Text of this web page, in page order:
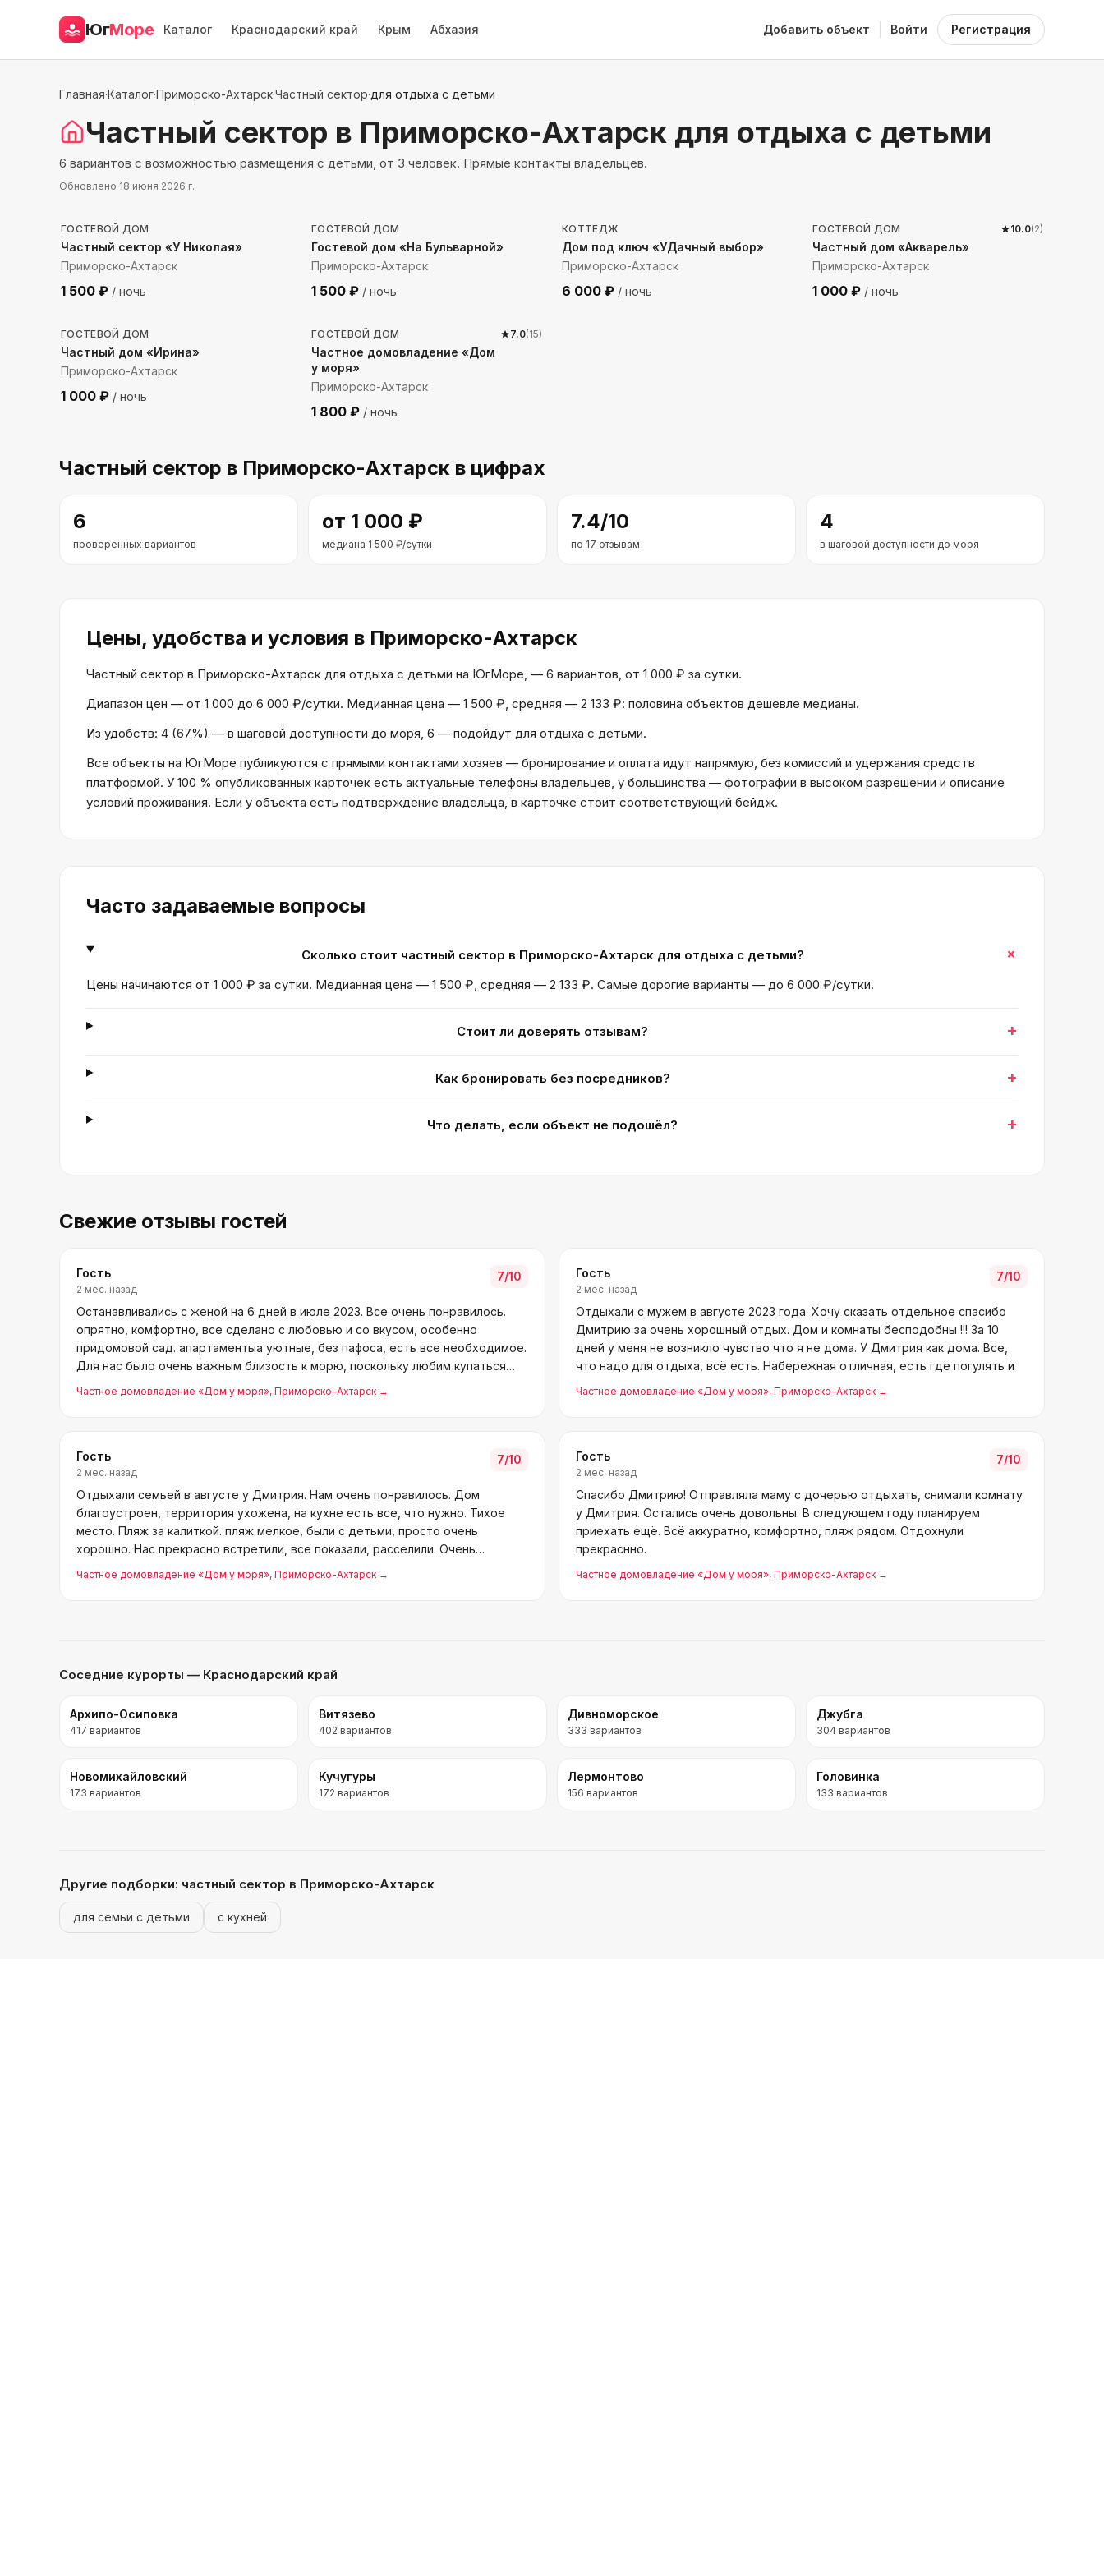
ЮгМоре Каталог Краснодарский край Крым Абхазия Добавить объект Войти Регистрация
Главная·Каталог·Приморско-Ахтарск·Частный сектор·для отдыха с детьми
Частный сектор в Приморско-Ахтарск для отдыха с детьми
6 вариантов с возможностью размещения с детьми, от 3 человек. Прямые контакты владельцев.
Обновлено 18 июня 2026 г.
1822 м до моря
ГОСТЕВОЙ ДОМ
Частный сектор «У Николая»
Приморско-Ахтарск
1 500 ₽ / ночь
ГОСТЕВОЙ ДОМ
Гостевой дом «На Бульварной»
Приморско-Ахтарск
1 500 ₽ / ночь
КОТТЕДЖ
Дом под ключ «УДачный выбор»
Приморско-Ахтарск
6 000 ₽ / ночь
ГОСТЕВОЙ ДОМ 10.0(2)
Частный дом «Акварель»
Приморско-Ахтарск
1 000 ₽ / ночь
57 м до моря
ГОСТЕВОЙ ДОМ
Частный дом «Ирина»
Приморско-Ахтарск
1 000 ₽ / ночь
47м до моря
ГОСТЕВОЙ ДОМ 7.0(15)
Частное домовладение «Дом
у моря»
Приморско-Ахтарск
1 800 ₽ / ночь
Частный сектор в Приморско-Ахтарск в цифрах
6
проверенных вариантов
от 1 000 ₽
медиана 1 500 ₽/сутки
7.4/10
по 17 отзывам
4
в шаговой доступности до моря
Цены, удобства и условия в Приморско-Ахтарск
Частный сектор в Приморско-Ахтарск для отдыха с детьми на ЮгМоре, — 6 вариантов, от 1 000 ₽ за сутки.
Диапазон цен — от 1 000 до 6 000 ₽/сутки. Медианная цена — 1 500 ₽, средняя — 2 133 ₽: половина объектов дешевле медианы.
Из удобств: 4 (67%) — в шаговой доступности до моря, 6 — подойдут для отдыха с детьми.
Все объекты на ЮгМоре публикуются с прямыми контактами хозяев — бронирование и оплата идут напрямую, без комиссий и удержания средств
платформой. У 100 % опубликованных карточек есть актуальные телефоны владельцев, у большинства — фотографии в высоком разрешении и описание
условий проживания. Если у объекта есть подтверждение владельца, в карточке стоит соответствующий бейдж.
Часто задаваемые вопросы
Сколько стоит частный сектор в Приморско-Ахтарск для отдыха с детьми? +
Цены начинаются от 1 000 ₽ за сутки. Медианная цена — 1 500 ₽, средняя — 2 133 ₽. Самые дорогие варианты — до 6 000 ₽/сутки.
Стоит ли доверять отзывам? +
Как бронировать без посредников? +
Что делать, если объект не подошёл? +
Свежие отзывы гостей
Гость
2 мес. назад
7/10
Останавливались с женой на 6 дней в июле 2023. Все очень понравилось.
опрятно, комфортно, все сделано с любовью и со вкусом, особенно
придомовой сад. апартаментыа уютные, без пафоса, есть все необходимое.
Для нас было очень важным близость к морю, поскольку любим купаться
Частное домовладение «Дом у моря», Приморско-Ахтарск →
Гость
2 мес. назад
7/10
Отдыхали с мужем в августе 2023 года. Хочу сказать отдельное спасибо
Дмитрию за очень хорошный отдых. Дом и комнаты бесподобны !!! За 10
дней у меня не возникло чувство что я не дома. У Дмитрия как дома. Все,
что надо для отдыха, всё есть. Набережная отличная, есть где погулять и
Частное домовладение «Дом у моря», Приморско-Ахтарск →
Гость
2 мес. назад
7/10
Отдыхали семьей в августе у Дмитрия. Нам очень понравилось. Дом
благоустроен, территория ухожена, на кухне есть все, что нужно. Тихое
место. Пляж за калиткой. пляж мелкое, были с детьми, просто очень
хорошно. Нас прекрасно встретили, все показали, расселили. Очень
Частное домовладение «Дом у моря», Приморско-Ахтарск →
Гость
2 мес. назад
7/10
Спасибо Дмитрию! Отправляла маму с дочерью отдыхать, снимали комнату
у Дмитрия. Остались очень довольны. В следующем году планируем
приехать ещё. Всё аккуратно, комфортно, пляж рядом. Отдохнули
прекраснно.
Частное домовладение «Дом у моря», Приморско-Ахтарск →
Соседние курорты — Краснодарский край
Архипо-Осиповка
417 вариантов
Витязево
402 вариантов
Дивноморское
333 вариантов
Джубга
304 вариантов
Новомихайловский
173 вариантов
Кучугуры
172 вариантов
Лермонтово
156 вариантов
Головинка
133 вариантов
Другие подборки: частный сектор в Приморско-Ахтарск
для семьи с детьми с кухней